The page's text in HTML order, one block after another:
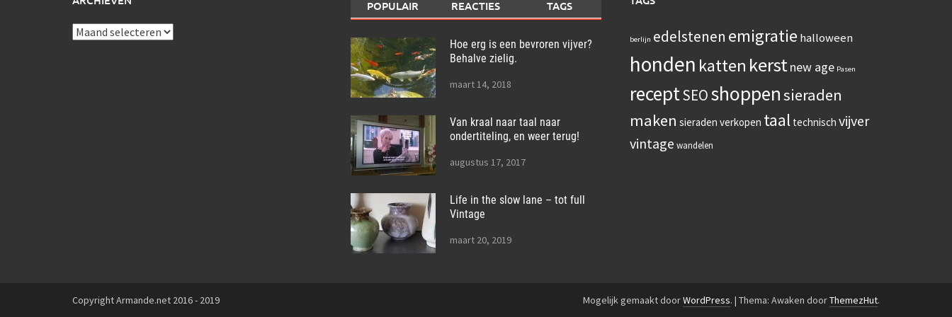
Archieven
POPULAIR REACTIES TAGS
Hoe erg is een bevroren vijver?
Behalve zielig.
maart 14, 2018
Van kraal naar taal naar
ondertiteling, en weer terug!
augustus 17, 2017
Life in the slow lane – tot full
Vintage
maart 20, 2019
berlijn edelstenen emigratie halloween
honden katten kerstnew age Pasen
receptSEOshoppensieraden
maken sieraden verkopen taal technisch vijver
vintage wandelen
Copyright Armande.net 2016 - 2019 Mogelijk gemaakt doorWordPress. | Thema: Awaken doorThemezHut.